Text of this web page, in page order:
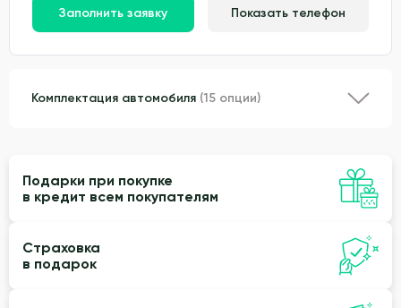
Заполнить заявку Показать телефон
Комплектация автомобиля (15 опции)
Подарки при покупке
в кредит всем покупателям
Страховка
в подарок